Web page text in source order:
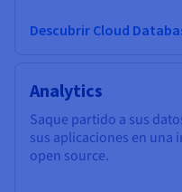
Descubrir Cloud
Analytics
Saque partido a sus
sus aplicaciones en
open source.